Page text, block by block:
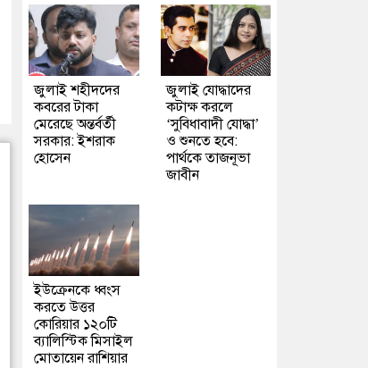
জুলাই শহীদদের
কবরের টাকা
মেরেছে অন্তর্বর্তী
সরকার: ইশরাক
হোসেন
জুলাই যোদ্ধাদের
কটাক্ষ করলে
‘সুবিধাবাদী যোদ্ধা’
ও শুনতে হবে:
পার্থকে তাজনূভা
জাবীন
ইউক্রেনকে ধ্বংস
করতে উত্তর
কোরিয়ার ১২০টি
ব্যালিস্টিক মিসাইল
মোতায়েন রাশিয়ার